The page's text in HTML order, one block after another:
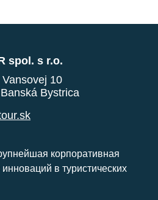
spol. s r.o.
Vansovej 10
Bystrica
корпоративная
инноваций в туристических